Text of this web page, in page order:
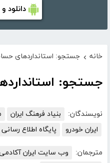
دانلود
خانه › جستجو: استانداردهای
جستجو:
نویسندگان: بنیاد فرهنگ ایران
ایران خودرو
پایگاه اطلاع
مترجمان: وب سایت ایران